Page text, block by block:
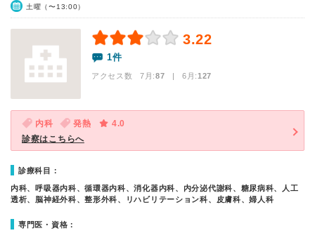
土曜（〜13:00）
3.22
1件
アクセス数 7月:87 | 6月:127
内科 発熱
4.0
診察はこちらへ
診療科目：
内科、呼吸器内科、循環器内科、消化器内科、内分泌代謝科、糖尿病科、人工
透析、脳神経外科、整形外科、リハビリテーション科、皮膚科、婦人科
専門医・資格：